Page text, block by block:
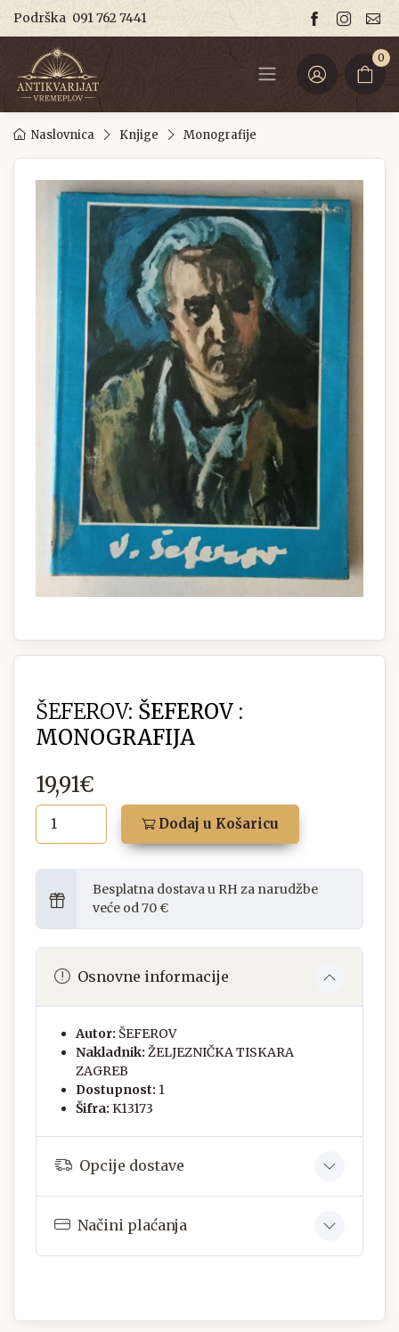
Podrška 091 762 7441
0
Naslovnica Knjige Monografije
ŠEFEROV: ŠEFEROV :
MONOGRAFIJA
19,91€
Dodaj u Košaricu
Besplatna dostava u RH za narudžbe
veće od 70 €
Osnovne informacije
Autor: ŠEFEROV
Nakladnik: ŽELJEZNIČKA TISKARA
ZAGREB
Dostupnost: 1
Šifra: K13173
Opcije dostave
Načini plaćanja